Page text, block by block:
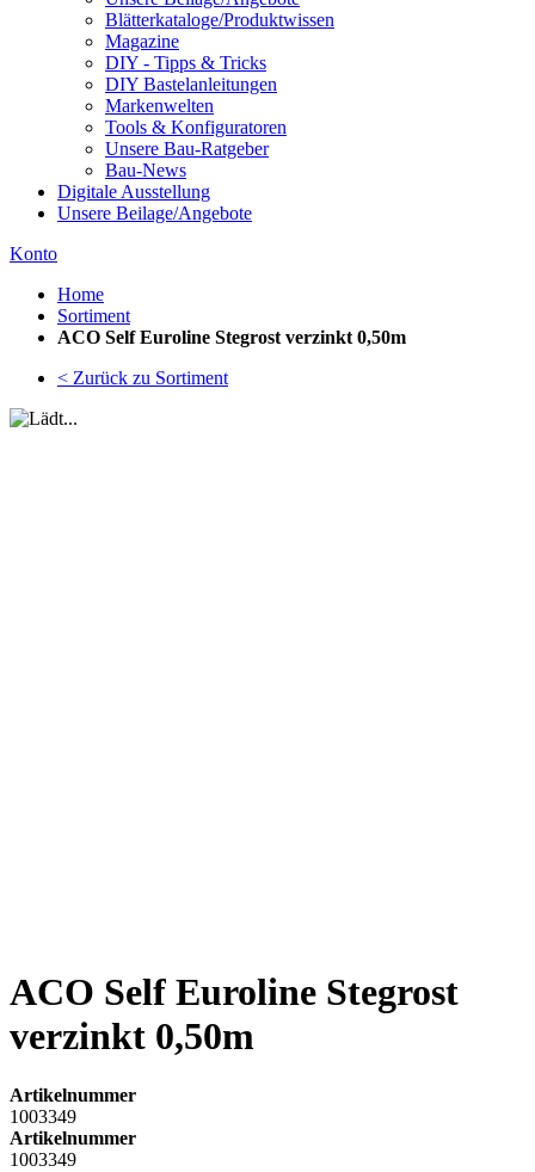
Blätterkataloge/Produktwissen
Magazine
DIY - Tipps & Tricks
DIY Bastelanleitungen
Markenwelten
Tools & Konfiguratoren
Unsere Bau-Ratgeber
Bau-News
Digitale Ausstellung
Unsere Beilage/Angebote
Konto
Home
Sortiment
ACO Self Euroline Stegrost verzinkt 0,50m
< Zurück zu Sortiment
ACO Self Euroline Stegrost
verzinkt 0,50m
Artikelnummer
1003349
Artikelnummer
1003349